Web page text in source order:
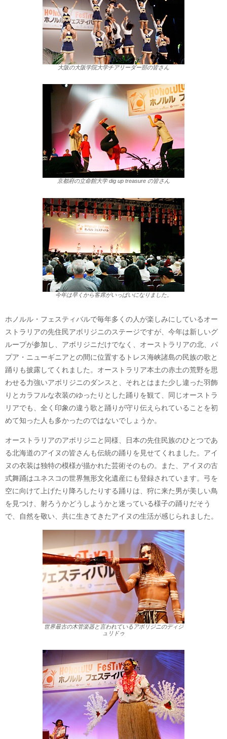
大阪の大阪学院大学チアリーダー部の皆さん
京都府の立命館大学 dig up treasure の皆さん
今年は早くから客席がいっぱいになりました。
ホノルル・フェスティバルで毎年多くの人が楽しみにしているオー
ストラリアの先住民アボリジニのステージですが、今年は新しいグ
ループが参加し、アボリジニだけでなく、オーストラリアの北、パ
プア・ニューギニアとの間に位置するトレス海峡諸島の民族の歌と
踊りも披露してくれました。オーストラリア本土の赤土の荒野を思
わせる力強いアボリジニのダンスと、それとはまた少し違った羽飾
りとカラフルな衣装のゆったりとした踊りを観て、同じオーストラ
リアでも、全く印象の違う歌と踊りが守り伝えられていることを初
めて知った人も多かったのではないでしょうか。
オーストラリアのアボリジニと同様、日本の先住民族のひとつであ
る北海道のアイヌの皆さんも伝統の踊りを見せてくれました。アイ
ヌの衣装は独特の模様が描かれた芸術そのもの。また、アイヌの古
式舞踊はユネスコの世界無形文化遺産にも登録されています。弓を
空に向けて上げたり降ろしたりする踊りは、狩に来た男が美しい鳥
を見つけ、射ろうかどうしようかと迷っている様子の踊りだそう
で、自然を敬い、共に生きてきたアイヌの生活が感じられました。
世界最古の木管楽器と言われているアボリジニのディジ
ュリドゥ